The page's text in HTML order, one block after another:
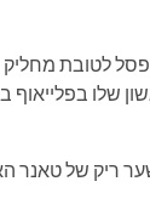
לטובת מחליק
ריק של טאנר האו ב-